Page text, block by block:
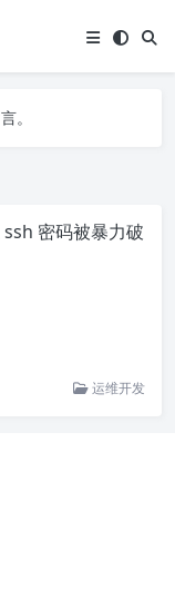
。
。
运维开发